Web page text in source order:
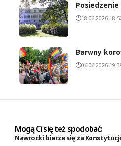
18.06.2026
Barwny
06.06.2026
Mogą Ci się też spodobać:
Nawrocki bierze się za